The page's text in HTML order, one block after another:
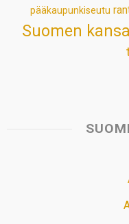
pääkaupunkiseutu
Suomen